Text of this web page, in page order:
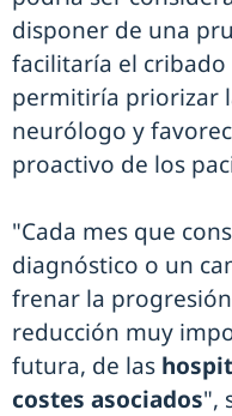
disponer de una
facilitaría el cribado
permitiría priorizar
neurólogo y
proactivo de los
"Cada mes que
diagnóstico o un
frenar la
reducción muy
futura, de las
costes asociados",